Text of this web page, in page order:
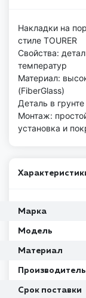
Накладки на
стиле TOURER
Свойства:
температур
Материал:
(FiberGlass)
Деталь в
Монтаж:
установка и
Марка
Модель
Материал
Производитель
Срок поставки